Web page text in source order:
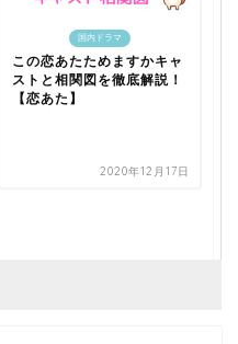
国内ドラマ
この恋あたためますかキャ
ストと相関図を徹底解説！
【恋あた】
2020年12月17日